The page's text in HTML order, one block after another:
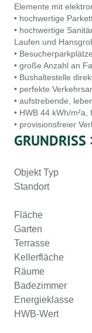
Elemente mit
• hochwertige
• hochwertige
Laufen und
• Besucherparkplätze
• große Anzahl an
• Bushaltestelle
• perfekte
• aufstrebende,
• HWB 44 kWh/m²a,
• provisionsfreier
GRUNDRISS
Objekt Typ
Standort
Fläche
Garten
Terrasse
Kellerfläche
Räume
Badezimmer
Energieklasse
HWB-Wert